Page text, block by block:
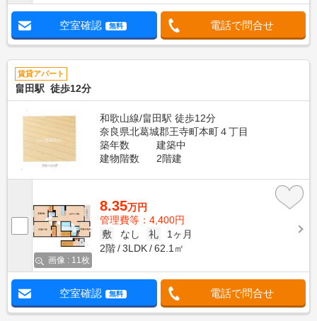
空室確認 無料 電話で問合せ
賃貸アパート
畠田駅 徒歩12分
和歌山線/畠田駅 徒歩12分
奈良県北葛城郡王寺町本町４丁目
築年数
建築中
建物階数
2階建
画像 : 11枚
8.35万円
管理費等：4,400円
敷
なし 礼
1ヶ月
2階
3LDK 62.1㎡
空室確認 無料 電話で問合せ